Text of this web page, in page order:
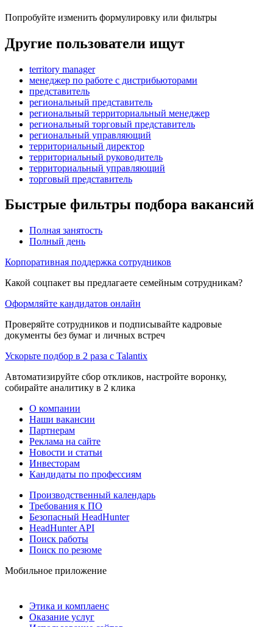
Попробуйте изменить формулировку или фильтры
Другие пользователи ищут
territory manager
менеджер по работе с дистрибьюторами
представитель
региональный представитель
региональный территориальный менеджер
региональный торговый представитель
региональный управляющий
территориальный директор
территориальный руководитель
территориальный управляющий
торговый представитель
Быстрые фильтры подбора вакансий
Полная занятость
Полный день
Корпоративная поддержка сотрудников
Какой соцпакет вы предлагаете семейным сотрудникам?
Оформляйте кандидатов онлайн
Проверяйте сотрудников и подписывайте кадровые
документы без бумаг и личных встреч
Ускорьте подбор в 2 раза с Talantix
Автоматизируйте сбор откликов, настройте воронку,
собирайте аналитику в 2 клика
О компании
Наши вакансии
Партнерам
Реклама на сайте
Новости и статьи
Инвесторам
Кандидаты по профессиям
Производственный календарь
Требования к ПО
Безопасный HeadHunter
HeadHunter API
Поиск работы
Поиск по резюме
Мобильное приложение
Этика и комплаенс
Оказание услуг